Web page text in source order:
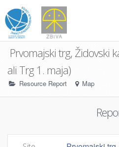
Prvomajski trg, Židovski
ali Trg 1. maja)
Resource Report Map